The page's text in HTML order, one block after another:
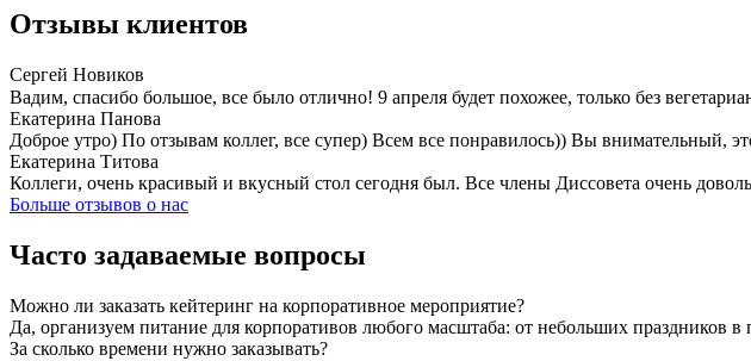
Отзывы клиентов
Сергей Новиков
Вадим, спасибо большое, все было отлично! 9 апреля будет похожее, только без
Екатерина Панова
Доброе утро) По отзывам коллег, все супер) Всем все понравилось)) Вы внимательный,
Екатерина Титова
Коллеги, очень красивый и вкусный стол сегодня был. Все члены Диссовета очень
Больше отзывов о нас
Часто задаваемые вопросы
Можно ли заказать кейтеринг на корпоративное мероприятие?
Да, организуем питание для корпоративов любого масштаба: от небольших праздников
За сколько времени нужно заказывать?